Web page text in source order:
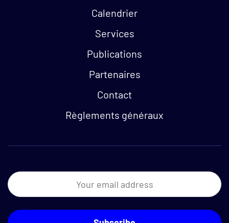
Calendrier
Services
Publications
Partenaires
Contact
Règlements généraux
Newsletter